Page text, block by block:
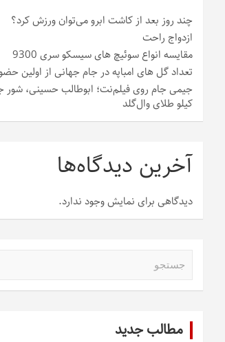
چند روز بعد از کاشت ابرو می‌توان ورزش کرد؟
ازدواج راحت
مقایسه انواع سوئیچ های سیسکو سری 9300
تعداد گل های امباپه در جام جهانی از اولین
جیمی جام روی فیلم‌نت؛ ابوطالب حسینی، شور
کیلو طلای وال‌گلد
آخرین دیدگاه‌ها
دیدگاهی برای نمایش وجود ندارد.
مطالب جدید